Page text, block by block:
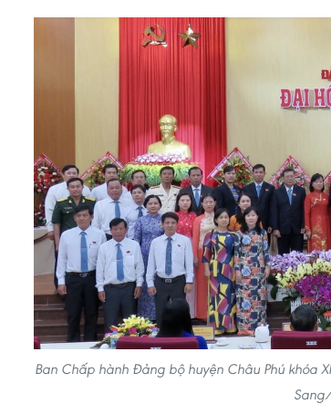
Ban Chấp hành Đảng bộ huyện Châu Phú khóa